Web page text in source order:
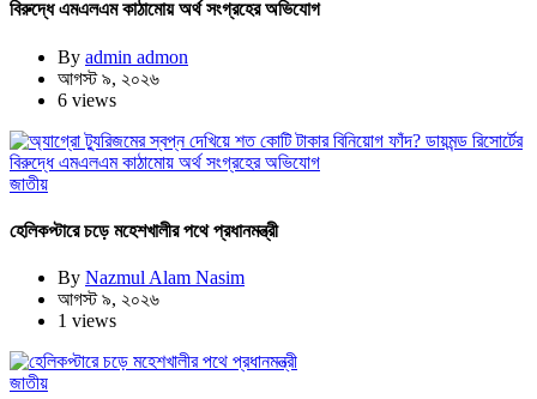
বিরুদ্ধে এমএলএম কাঠামোয় অর্থ সংগ্রহের অভিযোগ
By admin admon
আগস্ট ৯, ২০২৬
6 views
জাতীয়
হেলিকপ্টারে চড়ে মহেশখালীর পথে প্রধানমন্ত্রী
By Nazmul Alam Nasim
আগস্ট ৯, ২০২৬
1 views
জাতীয়